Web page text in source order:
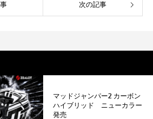
次の記事
マッドジャンパー2 カーボン
ハイブリッド ニューカラー
発売